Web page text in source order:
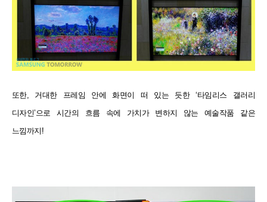
또한, 거대한 프레임 안에 화면이 떠 있는 듯한 ‘타임리스 갤러리
디자인’으로 시간의 흐름 속에 가치가 변하지 않는예술작품 같은
느낌까지!